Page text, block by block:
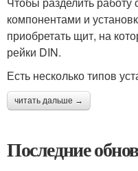
компонентами и
приобретать щит, на
рейки DIN.
Есть несколько типов
читать дальше →
Последние